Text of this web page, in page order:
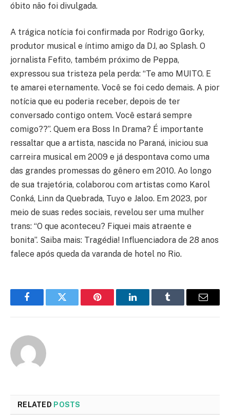
óbito não foi divulgada.
A trágica notícia foi confirmada por Rodrigo Gorky,
produtor musical e íntimo amigo da DJ, ao Splash. O
jornalista Fefito, também próximo de Peppa,
expressou sua tristeza pela perda: “Te amo MUITO. E
te amarei eternamente. Você se foi cedo demais. A pior
notícia que eu poderia receber, depois de ter
conversado contigo ontem. Você estará sempre
comigo??”. Quem era Boss In Drama? É importante
ressaltar que a artista, nascida no Paraná, iniciou sua
carreira musical em 2009 e já despontava como uma
das grandes promessas do gênero em 2010. Ao longo
de sua trajetória, colaborou com artistas como Karol
Conká, Linn da Quebrada, Tuyo e Jaloo. Em 2023, por
meio de suas redes sociais, revelou ser uma mulher
trans: “O que aconteceu? Fiquei mais atraente e
bonita”. Saiba mais: Tragédia! Influenciadora de 28 anos
falece após queda da varanda de hotel no Rio.
FacebookTwitter Pinterest LinkedInTumblr Email
RELATED POSTS